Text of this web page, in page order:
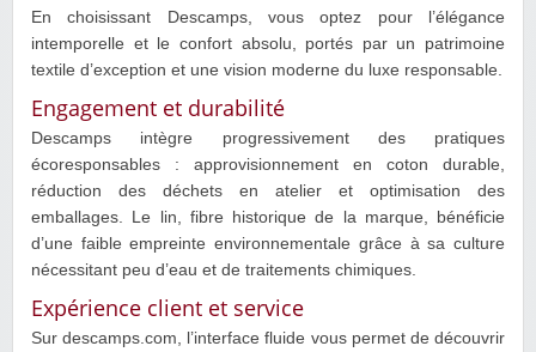
En choisissant Descamps, vous optez pour l’élégance
intemporelle et le confort absolu, portés par un patrimoine
textile d’exception et une vision moderne du luxe responsable.
Engagement et durabilité
Descamps intègre progressivement des pratiques
écoresponsables : approvisionnement en coton durable,
réduction des déchets en atelier et optimisation des
emballages. Le lin, fibre historique de la marque, bénéficie
d’une faible empreinte environnementale grâce à sa culture
nécessitant peu d’eau et de traitements chimiques.
Expérience client et service
Sur descamps.com, l’interface fluide vous permet de découvrir